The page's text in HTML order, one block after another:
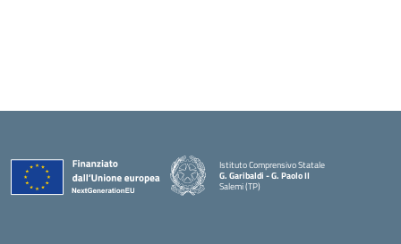
Istituto Comprensivo Statale
G. Garibaldi - G. Paolo II
Salemi (TP)